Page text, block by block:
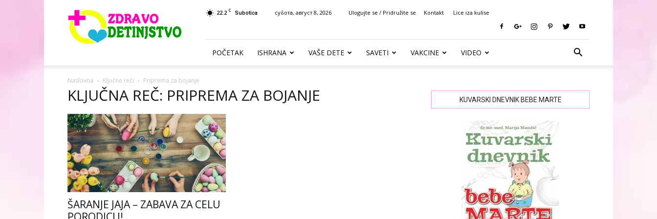
Detinjstvo
22.2 C Subotica субота, август 8, 2026 Ulogujte se / Pridružite se Kontakt Lice iza kulise
POČETAK ISHRANA VAŠE DETE SAVETI VAKCINE VIDEO
Naslovna Ključne reči Priprema za bojanje
KLJUČNA REČ: PRIPREMA ZA BOJANJE
ŠARANJE JAJA – ZABAVA ZA CELU
KUVARSKI DNEVNIK BEBE MARTE